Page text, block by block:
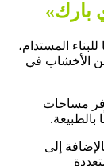
بارك»
المستدام،
قدم مكعب من الأخشاب في
مساحات
إلى